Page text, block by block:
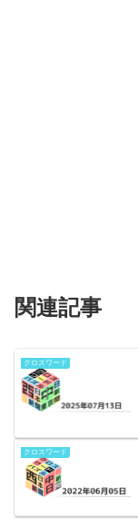
関連記事
クロスワード
クロスワード